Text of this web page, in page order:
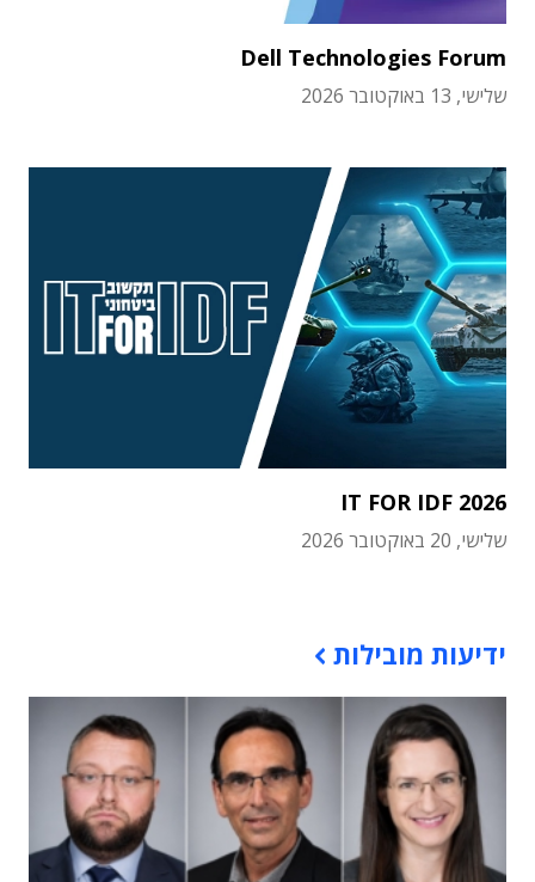
Dell Technologies Forum
שלישי, 13 באוקטובר 2026
IT FOR IDF 2026
שלישי, 20 באוקטובר 2026
ידיעות מובילות